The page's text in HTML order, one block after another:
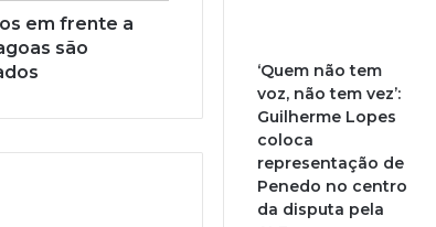
em frente a
são
‘Quem não tem
voz, não tem vez’:
Guilherme Lopes
coloca
representação de
Penedo no centro
da disputa pela